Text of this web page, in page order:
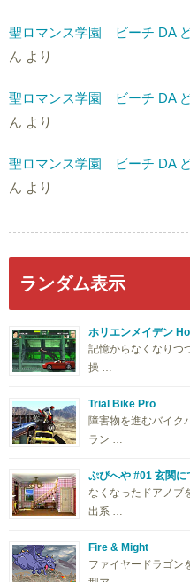
聖ロマンス学園 ビーチ DA
ん より
聖ロマンス学園 ビーチ DA
ん より
聖ロマンス学園 ビーチ DA
ん より
ランダム表示
ホリエンメイデン
記憶からなくなりつ
操 …
Trial Bike Pro
障害物を進むバイク
ラン …
ぷぴへや #01 玄関に
なくなったドアノブ
出系 …
Fire & Might
ファイヤードラゴン